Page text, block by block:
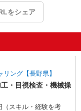
をシェア
ング【長野県】
・目視検査・機械操
（スキル・経験を考